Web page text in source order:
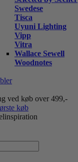
Swedese
Tisca
Uyuni Lighting
Vipp
Vitra
Wallace Sewell
Woodnotes
ved køb over 499,-
køb